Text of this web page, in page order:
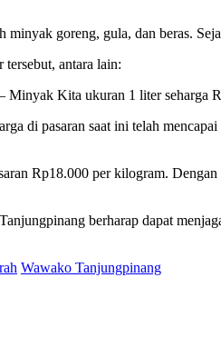
goreng, gula, dan beras.
antara lain:
Minyak Kita ukuran 1 liter seharga
di pasaran saat ini telah
Rp18.000 per kilogram.
berharap dapat
Wawako Tanjungpinang